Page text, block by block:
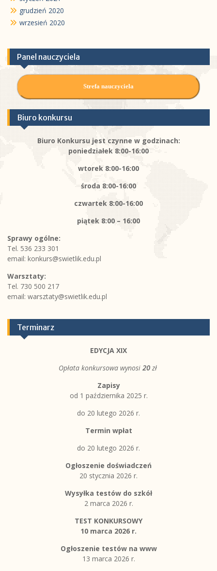
grudzień 2020
wrzesień 2020
Panel nauczyciela
Strefa nauczyciela
Biuro konkursu
Biuro Konkursu jest czynne w godzinach:
poniedziałek 8:00-16:00
wtorek 8:00-16:00
środa 8:00-16:00
czwartek 8:00-16:00
piątek 8:00 – 16:00
Sprawy ogólne:
Tel. 536 233 301
email: konkurs@swietlik.edu.pl
Warsztaty:
Tel. 730 500 217
email: warsztaty@swietlik.edu.pl
Terminarz
EDYCJA XIX
Opłata konkursowa wynosi 20zł
Zapisy
od 1 października 2025 r.
do 20 lutego 2026 r.
Termin wpłat
do 20 lutego 2026 r.
Ogłoszenie doświadczeń
20 stycznia 2026 r.
Wysyłka testów do szkół
2 marca 2026 r.
TEST KONKURSOWY
10 marca 2026 r.
Ogłoszenie testów na www
13 marca 2026 r.